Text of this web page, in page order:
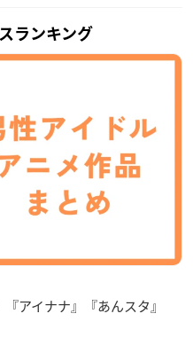
ランキング
アイナナ』『あんスタ』